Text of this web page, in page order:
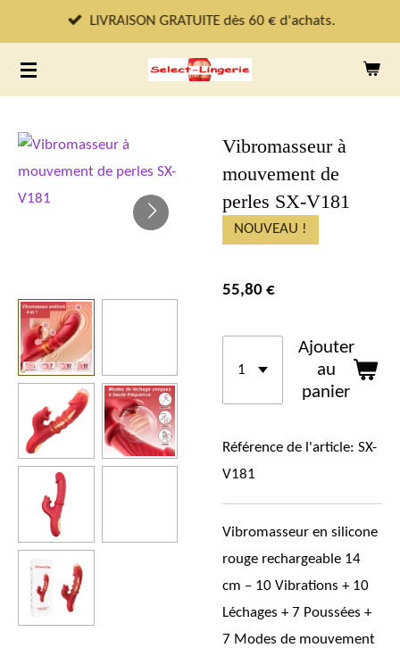
au
contenu
principal
LIVRAISON GRATUITE dès 60 € d'achats.
Vibromasseur à
mouvement de
perles SX-V181
NOUVEAU !
55,80 €
Ajouter
au
panier
Référence de l'article: SX-
V181
Vibromasseur en silicone
rouge rechargeable 14
cm – 10 Vibrations + 10
Léchages + 7 Poussées +
7 Modes de mouvement